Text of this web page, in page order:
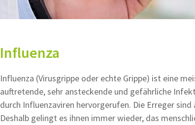
Influenza
Influenza (Virusgrippe oder echte Grippe) ist eine
auftretende, sehr ansteckende und gefährliche
durch Influenzaviren hervorgerufen. Die Erreger
Deshalb gelingt es ihnen immer wieder, das